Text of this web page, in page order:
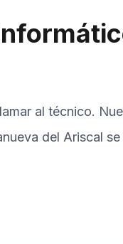
al técnico.
del Ariscal